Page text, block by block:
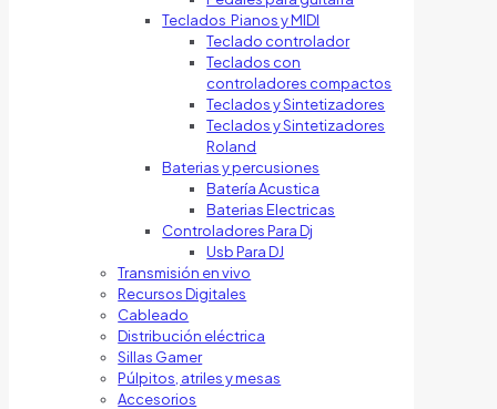
Teclados Pianos y MIDI
Teclado controlador
Teclados con
controladores compactos
Teclados y Sintetizadores
Teclados y Sintetizadores
Roland
Baterias y percusiones
Batería Acustica
Baterias Electricas
Controladores Para Dj
Usb Para DJ
Transmisión en vivo
Recursos Digitales
Cableado
Distribución eléctrica
Sillas Gamer
Púlpitos, atriles y mesas
Accesorios